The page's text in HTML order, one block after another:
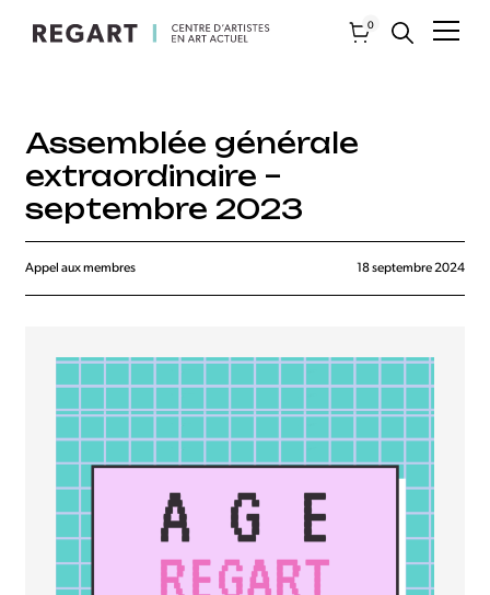
0
Assemblée générale
extraordinaire –
septembre 2023
Appel aux membres 18 septembre 2024